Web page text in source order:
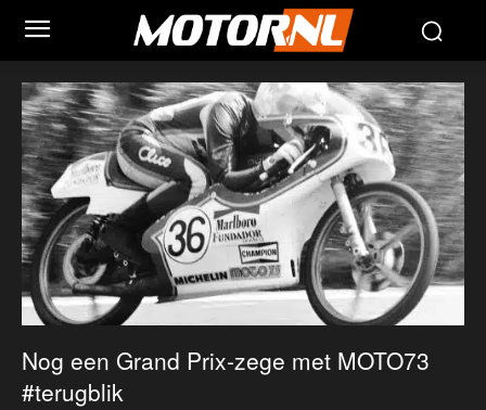
Nog een Grand Prix-zege met MOTO73
#terugblik